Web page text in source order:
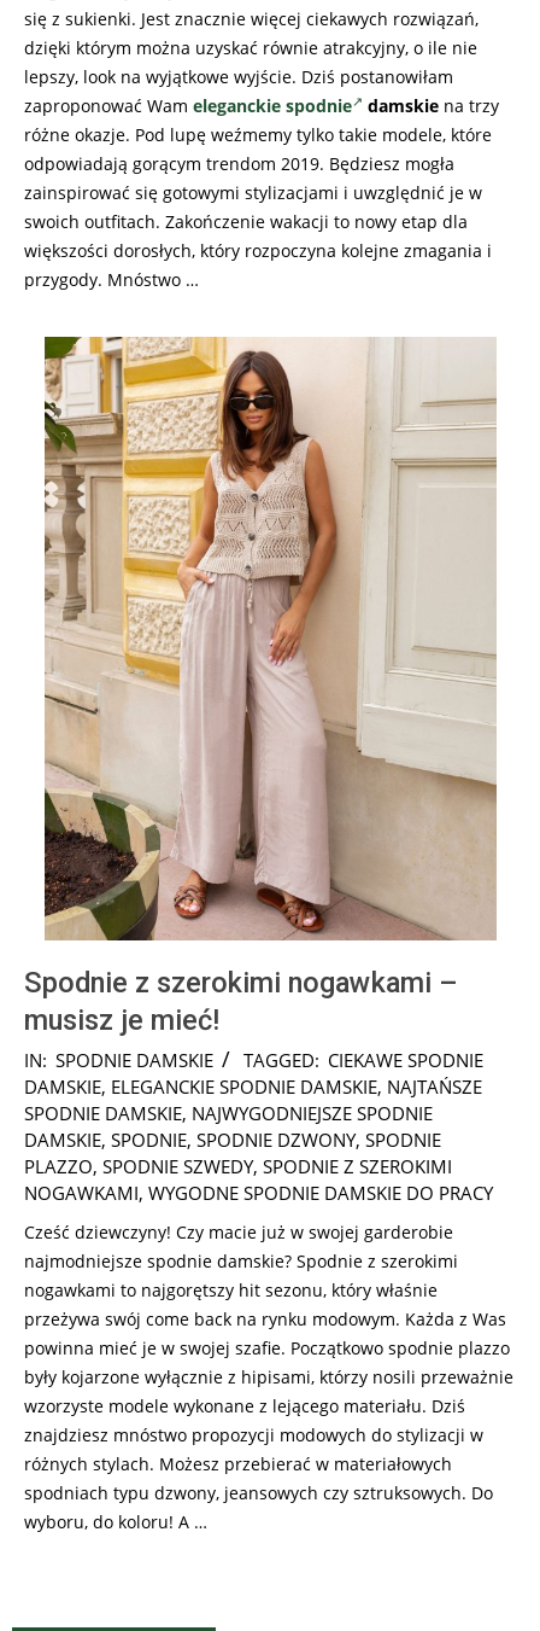
się z sukienki. Jest znacznie więcej ciekawych rozwiązań,
dzięki którym można uzyskać równie atrakcyjny, o ile nie
lepszy, look na wyjątkowe wyjście. Dziś postanowiłam
zaproponować Wam eleganckie spodnie damskie na trzy
różne okazje. Pod lupę weźmemy tylko takie modele, które
odpowiadają gorącym trendom 2019. Będziesz mogła
zainspirować się gotowymi stylizacjami i uwzględnić je w
swoich outfitach. Zakończenie wakacji to nowy etap dla
większości dorosłych, który rozpoczyna kolejne zmagania i
przygody. Mnóstwo …
Spodnie z szerokimi nogawkami –
musisz je mieć!
2025-
08-
15
IN: SPODNIE DAMSKIE TAGGED: CIEKAWE SPODNIE
DAMSKIE, ELEGANCKIE SPODNIE DAMSKIE, NAJTAŃSZE
SPODNIE DAMSKIE, NAJWYGODNIEJSZE SPODNIE
DAMSKIE, SPODNIE, SPODNIE DZWONY, SPODNIE
PLAZZO, SPODNIE SZWEDY, SPODNIE Z SZEROKIMI
NOGAWKAMI, WYGODNE SPODNIE DAMSKIE DO PRACY
Cześć dziewczyny! Czy macie już w swojej garderobie
najmodniejsze spodnie damskie? Spodnie z szerokimi
nogawkami to najgorętszy hit sezonu, który właśnie
przeżywa swój come back na rynku modowym. Każda z Was
powinna mieć je w swojej szafie. Początkowo spodnie plazzo
były kojarzone wyłącznie z hipisami, którzy nosili przeważnie
wzorzyste modele wykonane z lejącego materiału. Dziś
znajdziesz mnóstwo propozycji modowych do stylizacji w
różnych stylach. Możesz przebierać w materiałowych
spodniach typu dzwony, jeansowych czy sztruksowych. Do
wyboru, do koloru! A …